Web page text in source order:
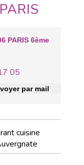
PARIS
PARIS 6ème
05
par mail
cuisine